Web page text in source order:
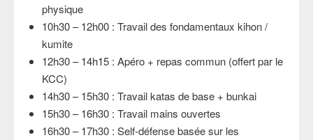
physique
10h30 – 12h00 : Travail des fondamentaux kihon /
kumite
12h30 – 14h15 : Apéro + repas commun (offert par le
KCC)
14h30 – 15h30 : Travail katas de base + bunkai
15h30 – 16h30 : Travail mains ouvertes
16h30 – 17h30 : Self-défense basée sur les